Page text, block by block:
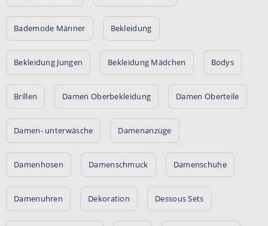
Bademode Männer Bekleidung
Bekleidung Jungen Bekleidung Mädchen Bodys
Brillen Damen Oberbekleidung Damen Oberteile
Damen- unterwäsche Damenanzüge
Damenhosen Damenschmuck Damenschuhe
Damenuhren Dekoration Dessous Sets